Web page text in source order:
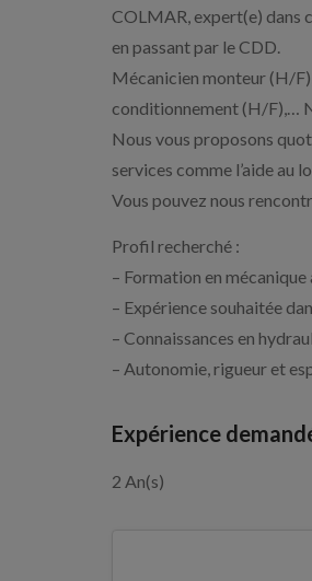
COLMAR, expert(e) dans
en passant par le CDD.
Mécanicien monteur (H/
conditionnement (H/F),…
Nous vous proposons
services comme l’aide au
Vous pouvez nous
Profil recherché :
– Formation en
– Expérience souhaitée
– Connaissances en
– Autonomie, rigueur et
Expérience
2 An(s)